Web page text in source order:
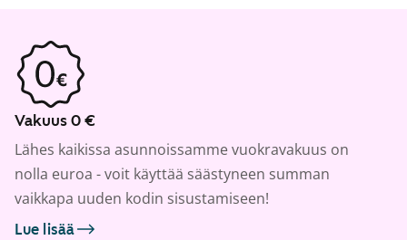
Vakuus 0 €
Lähes kaikissa asunnoissamme vuokravakuus on
nolla euroa - voit käyttää säästyneen summan
vaikkapa uuden kodin sisustamiseen!
Lue lisää